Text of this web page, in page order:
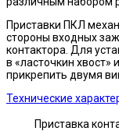
Приставки ПКЛ
стороны входных
контактора. Для
в «ласточкин хвост»
прикрепить двумя
Технические
Приставка